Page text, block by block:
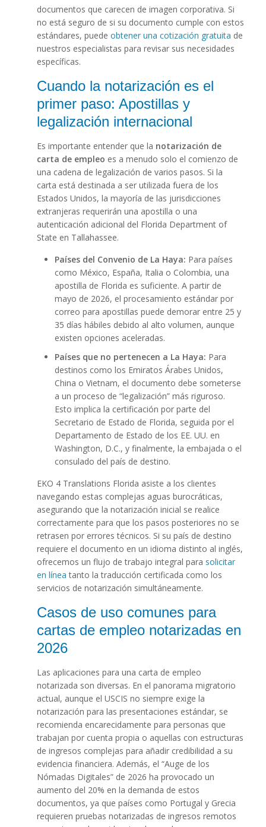
documentos que carecen de imagen corporativa. Si
no está seguro de si su documento cumple con estos
estándares, puede obtener una cotización gratuita de
nuestros especialistas para revisar sus necesidades
específicas.
Cuando la notarización es el
primer paso: Apostillas y
legalización internacional
Es importante entender que la notarización de
carta de empleo es a menudo solo el comienzo de
una cadena de legalización de varios pasos. Si la
carta está destinada a ser utilizada fuera de los
Estados Unidos, la mayoría de las jurisdicciones
extranjeras requerirán una apostilla o una
autenticación adicional del Florida Department of
State en Tallahassee.
Países del Convenio de La Haya: Para países
como México, España, Italia o Colombia, una
apostilla de Florida es suficiente. A partir de
mayo de 2026, el procesamiento estándar por
correo para apostillas puede demorar entre 25 y
35 días hábiles debido al alto volumen, aunque
existen opciones aceleradas.
Países que no pertenecen a La Haya: Para
destinos como los Emiratos Árabes Unidos,
China o Vietnam, el documento debe someterse
a un proceso de “legalización” más riguroso.
Esto implica la certificación por parte del
Secretario de Estado de Florida, seguida por el
Departamento de Estado de los EE. UU. en
Washington, D.C., y finalmente, la embajada o el
consulado del país de destino.
EKO 4 Translations Florida asiste a los clientes
navegando estas complejas aguas burocráticas,
asegurando que la notarización inicial se realice
correctamente para que los pasos posteriores no se
retrasen por errores técnicos. Si su país de destino
requiere el documento en un idioma distinto al inglés,
ofrecemos un flujo de trabajo integral para solicitar
en línea tanto la traducción certificada como los
servicios de notarización simultáneamente.
Casos de uso comunes para
cartas de empleo notarizadas en
2026
Las aplicaciones para una carta de empleo
notarizada son diversas. En el panorama migratorio
actual, aunque el USCIS no siempre exige la
notarización para las presentaciones estándar, se
recomienda encarecidamente para personas que
trabajan por cuenta propia o aquellas con estructuras
de ingresos complejas para añadir credibilidad a su
evidencia financiera. Además, el “Auge de los
Nómadas Digitales” de 2026 ha provocado un
aumento del 20% en la demanda de estos
documentos, ya que países como Portugal y Grecia
requieren pruebas notarizadas de ingresos remotos